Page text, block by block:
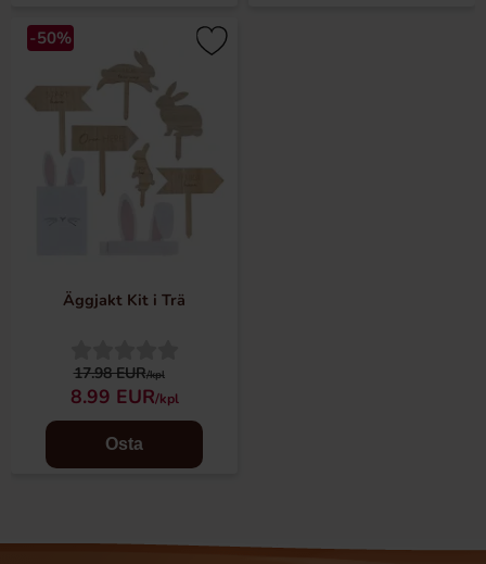
-50%
Äggjakt Kit i Trä
17.98 EUR/kpl
8.99 EUR/kpl
Osta